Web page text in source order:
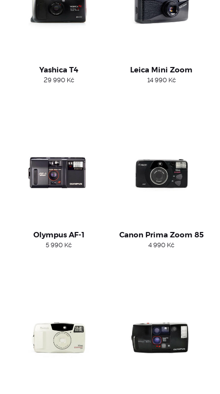
Yashica T4
29 990 Kč
Leica Mini Zoom
14 990 Kč
Olympus AF-1
5 990 Kč
Canon Prima Zoom 85
4 990 Kč